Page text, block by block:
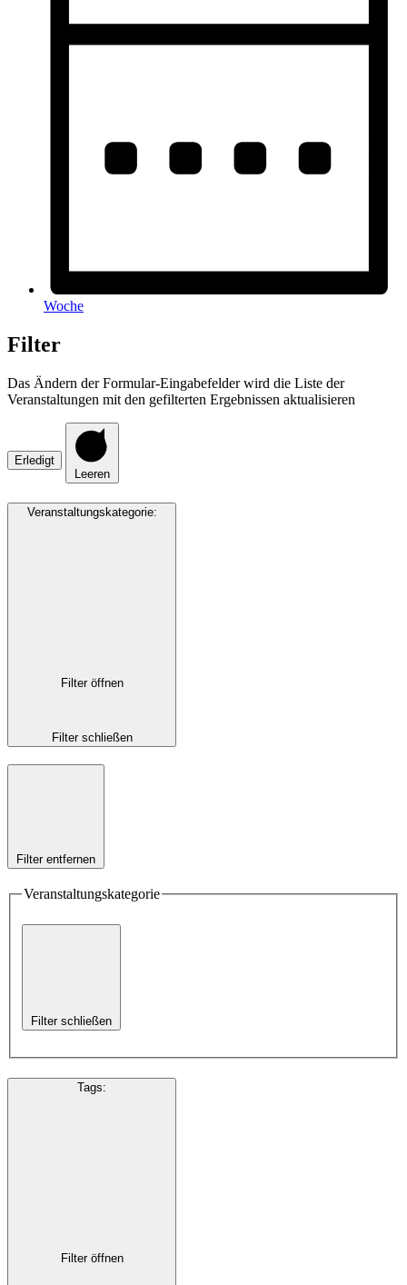
Woche
Filter
Das Ändern der Formular-Eingabefelder wird die Liste der
Veranstaltungen mit den gefilterten Ergebnissen aktualisieren
Erledigt
Leeren
Veranstaltungskategorie:
Filter öffnen
Filter schließen
Filter entfernen
Veranstaltungskategorie
Filter schließen
Tags:
Filter öffnen